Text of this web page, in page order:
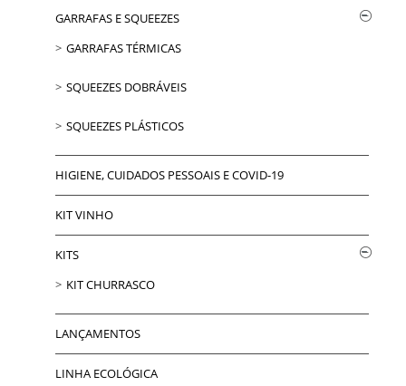
GARRAFAS E SQUEEZES
GARRAFAS TÉRMICAS
SQUEEZES DOBRÁVEIS
SQUEEZES PLÁSTICOS
HIGIENE, CUIDADOS PESSOAIS E COVID-19
KIT VINHO
KITS
KIT CHURRASCO
LANÇAMENTOS
LINHA ECOLÓGICA